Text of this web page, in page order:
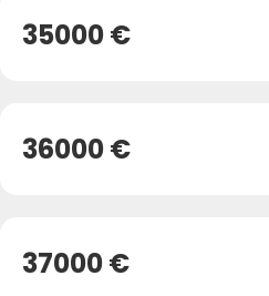
35000 €
36000 €
37000 €